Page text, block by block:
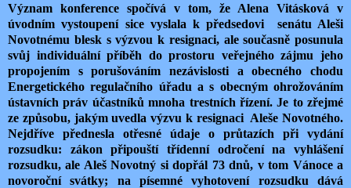
Význam konference spočívá v tom, že Alena Vitásková v
úvodním vystoupení sice vyslala k předsedovi senátu Aleši
Novotnému blesk s výzvou k resignaci, ale současně posunula
svůj individuální příběh do prostoru veřejného zájmu jeho
propojením s porušováním nezávislosti a obecného chodu
Energetického regulačního úřadu a s obecným ohrožováním
ústavních práv účastníků mnoha trestních řízení. Je to zřejmé
ze způsobu, jakým uvedla výzvu k resignaci Aleše Novotného.
Nejdříve přednesla otřesné údaje o průtazích při vydání
rozsudku: zákon připouští třídenní odročení na vyhlášení
rozsudku, ale Aleš Novotný si dopřál 73 dnů, v tom Vánoce a
novoroční svátky; na písemné vyhotovení rozsudku dává